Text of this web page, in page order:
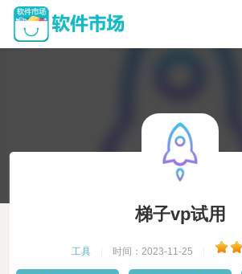
梯子vp试用
工具 时间：2023-11-25